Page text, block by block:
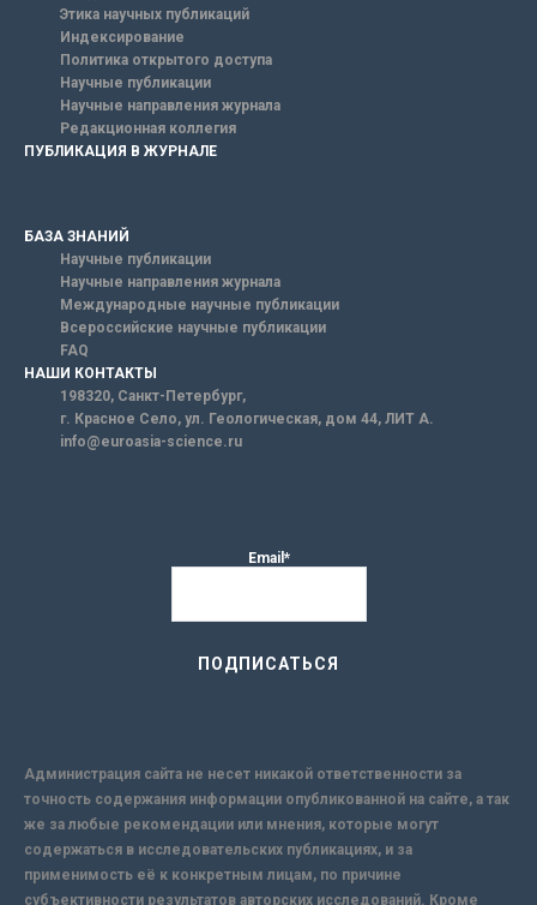
Этика научных публикаций
Индексирование
Политика открытого доступа
Научные публикации
Научные направления журнала
Редакционная коллегия
ПУБЛИКАЦИЯ В ЖУРНАЛЕ
БАЗА ЗНАНИЙ
Научные публикации
Научные направления журнала
Международные научные публикации
Всероссийские научные публикации
FAQ
НАШИ КОНТАКТЫ
198320, Санкт-Петербург,
г. Красное Село, ул. Геологическая, дом 44, ЛИТ А.
info@euroasia-science.ru
Email*
Администрация сайта не несет никакой ответственности за
точность содержания информации опубликованной на сайте, а так
же за любые рекомендации или мнения, которые могут
содержаться в исследовательских публикациях, и за
применимость её к конкретным лицам, по причине
субъективности результатов авторских исследований. Кроме